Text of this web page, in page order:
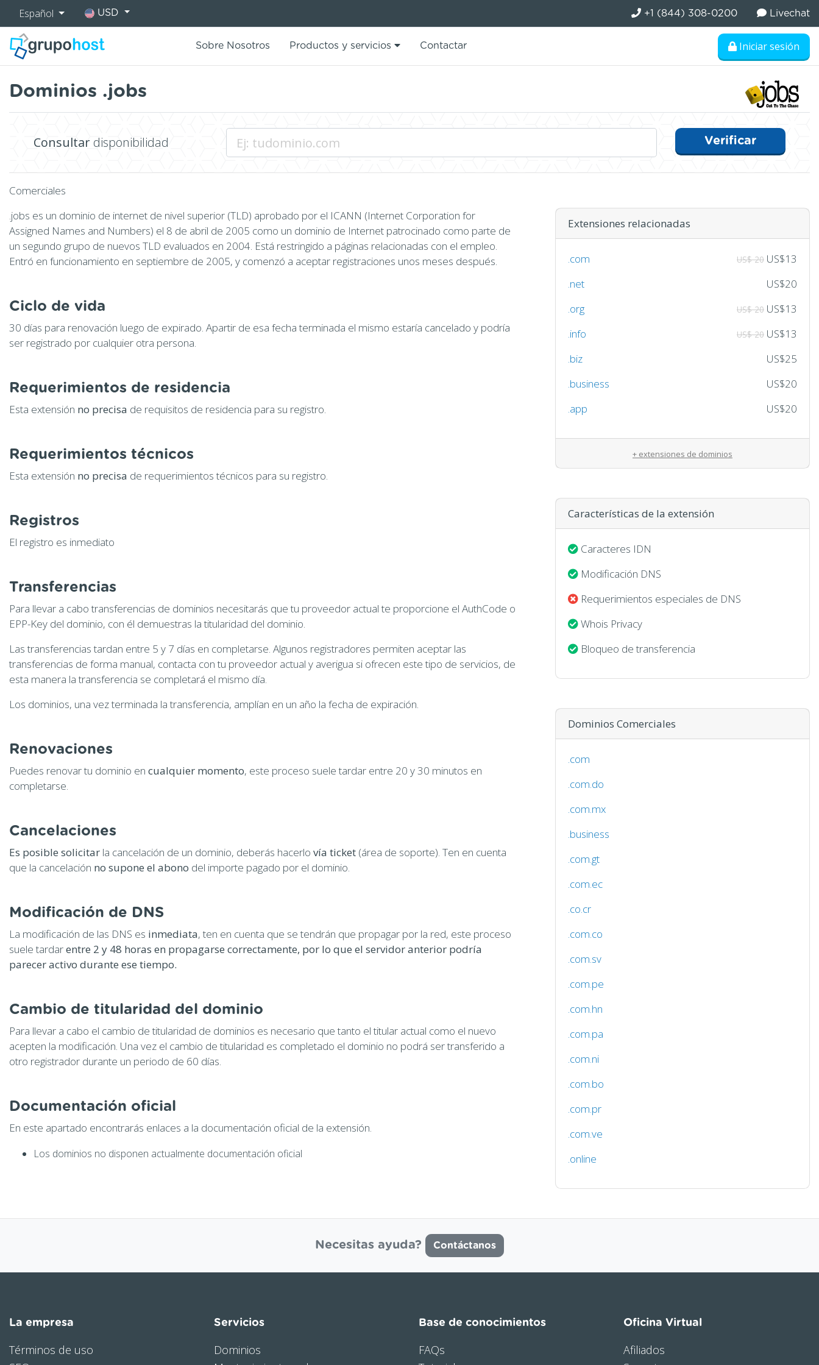
Español USD +1 (844) 308-0200 Livechat
Sobre Nosotros Productos y servicios Contactar Iniciar sesión
Dominios .jobs
Consultar disponibilidad Verificar
Comerciales
.jobs es un dominio de internet de nivel superior (TLD) aprobado por el ICANN (Internet Corporation for
Assigned Names and Numbers) el 8 de abril de 2005 como un dominio de Internet patrocinado como parte de
un segundo grupo de nuevos TLD evaluados en 2004. Está restringido a páginas relacionadas con el empleo.
Entró en funcionamiento en septiembre de 2005, y comenzó a aceptar registraciones unos meses después.
Ciclo de vida
30 días para renovación luego de expirado. Apartir de esa fecha terminada el mismo estaría cancelado y podría
ser registrado por cualquier otra persona.
Requerimientos de residencia
Esta extensión no precisa de requisitos de residencia para su registro.
Requerimientos técnicos
Esta extensión no precisa de requerimientos técnicos para su registro.
Registros
El registro es inmediato
Transferencias
Para llevar a cabo transferencias de dominios necesitarás que tu proveedor actual te proporcione el AuthCode o
EPP-Key del dominio, con él demuestras la titularidad del dominio.
Las transferencias tardan entre 5 y 7 días en completarse. Algunos registradores permiten aceptar las
transferencias de forma manual, contacta con tu proveedor actual y averigua si ofrecen este tipo de servicios, de
esta manera la transferencia se completará el mismo día.
Los dominios, una vez terminada la transferencia, amplían en un año la fecha de expiración.
Renovaciones
Puedes renovar tu dominio en cualquier momento, este proceso suele tardar entre 20 y 30 minutos en
completarse.
Cancelaciones
Es posible solicitar la cancelación de un dominio, deberás hacerlo vía ticket (área de soporte). Ten en cuenta
que la cancelación no supone el abono del importe pagado por el dominio.
Modificación de DNS
La modificación de las DNS es inmediata, ten en cuenta que se tendrán que propagar por la red, este proceso
suele tardarentre 2 y 48 horas en propagarse correctamente, por lo que el servidor anterior podría
parecer activo durante ese tiempo.
Cambio de titularidad del dominio
Para llevar a cabo el cambio de titularidad de dominios es necesario que tanto el titular actual como el nuevo
acepten la modificación. Una vez el cambio de titularidad es completado el dominio no podrá ser transferido a
otro registrador durante un periodo de 60 días.
Documentación oficial
En este apartado encontrarás enlaces a la documentación oficial de la extensión.
Los dominios no disponen actualmente documentación oficial
Extensiones relacionadas
.com US$ 20 US$13
.net
US$20
.org
US$ 20 US$13
.info
US$ 20 US$13
.biz
US$25
.business
US$20
.app
US$20
+ extensiones de dominios
Características de la extensión
Caracteres IDN
Modificación DNS
Requerimientos especiales de DNS
Whois Privacy
Bloqueo de transferencia
Dominios Comerciales
.com
.com.do
.com.mx
.business
.com.gt
.com.ec
.co.cr
.com.co
.com.sv
.com.pe
.com.hn
.com.pa
.com.ni
.com.bo
.com.pr
.com.ve
.online
Necesitas ayuda? Contáctanos
La empresa
Términos de uso
Servicios
Dominios
Base de conocimientos
FAQs
Oficina Virtual
Afiliados